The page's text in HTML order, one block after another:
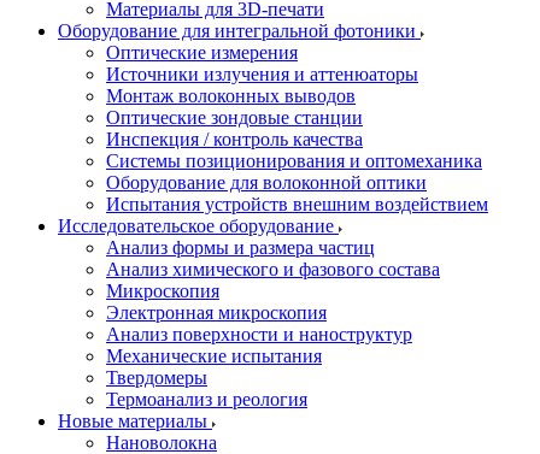
Материалы для 3D-печати
Оборудование для интегральной фотоники
Оптические измерения
Источники излучения и аттенюаторы
Монтаж волоконных выводов
Оптические зондовые станции
Инспекция / контроль качества
Системы позиционирования и оптомеханика
Оборудование для волоконной оптики
Испытания устройств внешним воздействием
Исследовательское оборудование
Анализ формы и размера частиц
Анализ химического и фазового состава
Микроскопия
Электронная микроскопия
Анализ поверхности и наноструктур
Механические испытания
Твердомеры
Термоанализ и реология
Новые материалы
Нановолокна